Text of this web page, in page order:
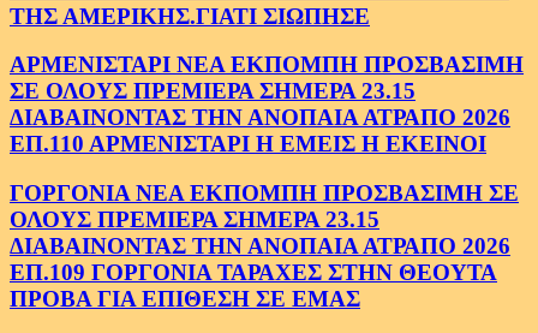
ΤΗΣ ΑΜΕΡΙΚΗΣ.ΓΙΑΤΙ ΣΙΩΠΗΣΕ
ΑΡΜΕΝΙΣΤΑΡΙ ΝΕΑ ΕΚΠΟΜΠΗ ΠΡΟΣΒΑΣΙΜΗ
ΣΕ ΟΛΟΥΣ ΠΡΕΜΙΕΡΑ ΣΗΜΕΡΑ 23.15
ΔΙΑΒΑΙΝΟΝΤΑΣ ΤΗΝ ΑΝΟΠΑΙΑ ΑΤΡΑΠΟ 2026
ΕΠ.110 ΑΡΜΕΝΙΣΤΑΡΙ Η ΕΜΕΙΣ Η ΕΚΕΙΝΟΙ
ΓΟΡΓΟΝΙΑ ΝΕΑ ΕΚΠΟΜΠΗ ΠΡΟΣΒΑΣΙΜΗ ΣΕ
ΟΛΟΥΣ ΠΡΕΜΙΕΡΑ ΣΗΜΕΡΑ 23.15
ΔΙΑΒΑΙΝΟΝΤΑΣ ΤΗΝ ΑΝΟΠΑΙΑ ΑΤΡΑΠΟ 2026
ΕΠ.109 ΓΟΡΓΟΝΙΑ ΤΑΡΑΧΕΣ ΣΤΗΝ ΘΕΟΥΤΑ
ΠΡΟΒΑ ΓΙΑ ΕΠΙΘΕΣΗ ΣΕ ΕΜΑΣ